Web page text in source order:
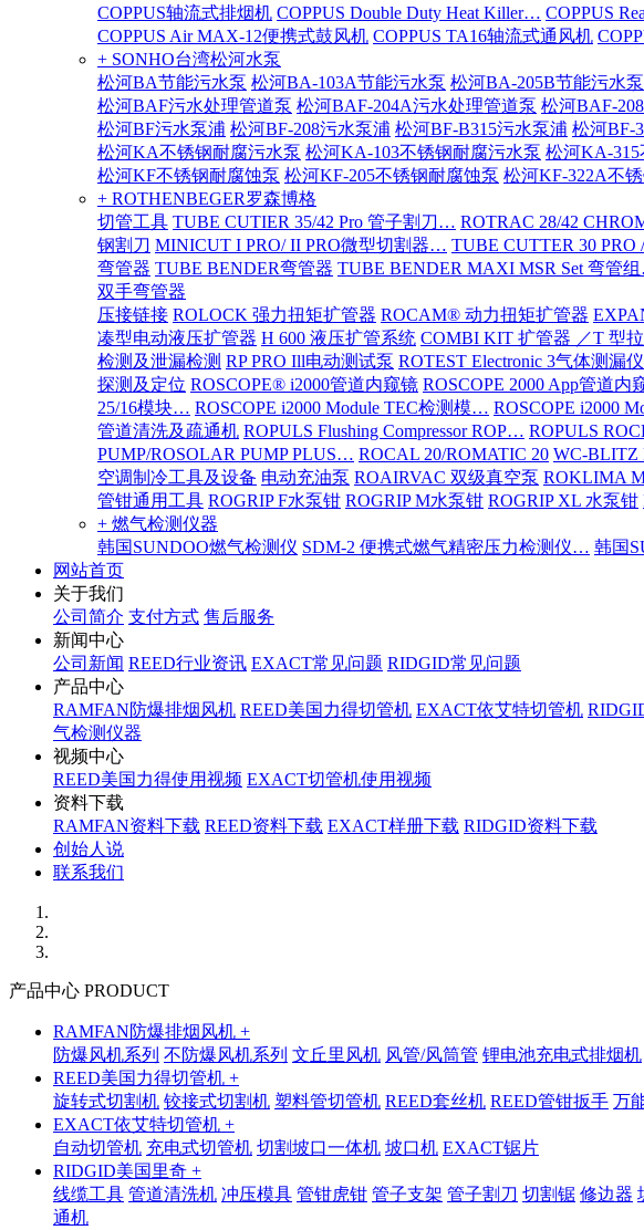
COPPUS轴流式排烟机 COPPUS Double Duty Heat Killer… COPPUS
COPPUS Air MAX-12便携式鼓风机 COPPUS TA16轴流式通风机
+ SONHO台湾松河水泵
松河BA节能污水泵 松河BA-103A节能污水泵 松河BA-205B节能污水泵
松河BAF污水处理管道泵 松河BAF-204A污水处理管道泵 松河BAF-
松河BF污水泵浦 松河BF-208污水泵浦 松河BF-B315污水泵浦 松河BF-
松河KA不锈钢耐腐污水泵 松河KA-103不锈钢耐腐污水泵 松河KA-
松河KF不锈钢耐腐蚀泵 松河KF-205不锈钢耐腐蚀泵 松河KF-322A不
+ ROTHENBEGER罗森博格
切管工具 TUBE CUTIER 35/42 Pro 管子割刀… ROTRAC 28/42
钢割刀 MINICUT I PRO/ II PRO微型切割器… TUBE CUTTER 30
弯管器 TUBE BENDER弯管器 TUBE BENDER MAXI MSR Set 弯管
双手弯管器
压接链接 ROLOCK 强力扭矩扩管器 ROCAM® 动力扭矩扩管器
凑型电动液压扩管器 H 600 液压扩管系统 COMBI KIT 扩管器 ／T 型
检测及泄漏检测 RP PRO Ill电动测试泵 ROTEST Electronic 3气体测漏仪
探测及定位 ROSCOPE® i2000管道内窥镜 ROSCOPE 2000 App管道内
25/16模块… ROSCOPE i2000 Module TEC检测模… ROSCOPE i2000
管道清洗及疏通机 ROPULS Flushing Compressor ROP… ROPULS
PUMP/ROSOLAR PUMP PLUS… ROCAL 20/ROMATIC 20 WC-BLITZ
空调制冷工具及设备 电动充油泵 ROAIRVAC 双级真空泵 ROKLIMA
管钳通用工具 ROGRIP F水泵钳 ROGRIP M水泵钳 ROGRIP XL 水泵钳
+ 燃气检测仪器
韩国SUNDOO燃气检测仪 SDM-2 便携式燃气精密压力检测仪… 韩国
网站首页
关于我们
公司简介 支付方式 售后服务
新闻中心
公司新闻 REED行业资讯 EXACT常见问题 RIDGID常见问题
产品中心
RAMFAN防爆排烟风机 REED美国力得切管机 EXACT依艾特切管机
气检测仪器
视频中心
REED美国力得使用视频 EXACT切管机使用视频
资料下载
RAMFAN资料下载 REED资料下载 EXACT样册下载 RIDGID资料下载
创始人说
联系我们
产品中心 PRODUCT
RAMFAN防爆排烟风机 +
防爆风机系列 不防爆风机系列 文丘里风机 风管/风筒管 锂电池充电式排烟机
REED美国力得切管机 +
旋转式切割机 铰接式切割机 塑料管切管机 REED套丝机 REED管钳扳手 万
EXACT依艾特切管机 +
自动切管机 充电式切管机 切割坡口一体机 坡口机 EXACT锯片
RIDGID美国里奇 +
线缆工具 管道清洗机 冲压模具 管钳虎钳 管子支架 管子割刀 切割锯 修边器
通机